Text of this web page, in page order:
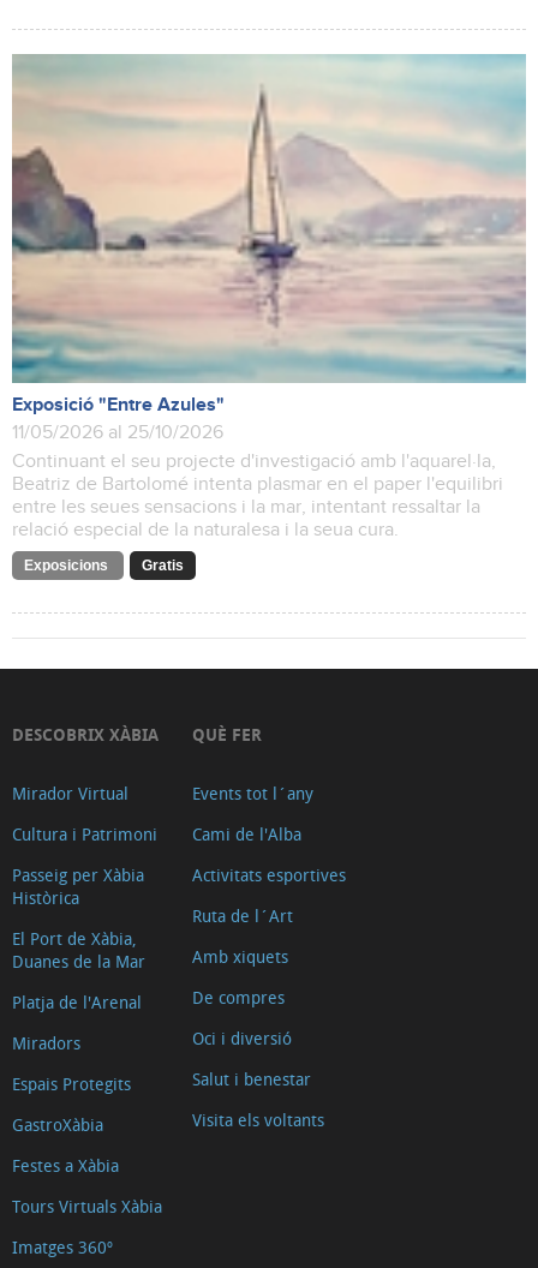
Exposició "Entre Azules"
11/05/2026 al 25/10/2026
Continuant el seu projecte d'investigació amb l'aquarel·la,
Beatriz de Bartolomé intenta plasmar en el paper l'equilibri
entre les seues sensacions i la mar, intentant ressaltar la
relació especial de la naturalesa i la seua cura.
Exposicions Gratis
DESCOBRIX XÀBIA
Mirador Virtual
Cultura i Patrimoni
Passeig per Xàbia
Històrica
El Port de Xàbia,
Duanes de la Mar
Platja de l'Arenal
Miradors
Espais Protegits
GastroXàbia
Festes a Xàbia
Tours Virtuals Xàbia
Imatges 360º
QUÈ FER
Events tot l´any
Cami de l'Alba
Activitats esportives
Ruta de l´Art
Amb xiquets
De compres
Oci i diversió
Salut i benestar
Visita els voltants